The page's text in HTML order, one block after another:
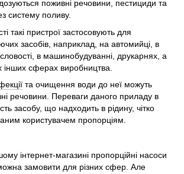
поживні речовини, пестициди та
систему поливу.
такі пристрої застосовують для
засобів, наприклад, на автомийці, в
в машинобудуванні, друкарнях, а
інших сферах виробництва.
та очищення води до неї можуть
речовини. Переваги даного приладу в
засобу, що надходить в рідину, чітко
користувачем пропорціям.
інтернет-магазині пропорційні насоси
замовити для різних сфер. Але